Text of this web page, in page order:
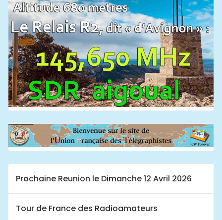
Prochaine Reunion le Dimanche 12 Avril 2026
Tour de France des Radioamateurs